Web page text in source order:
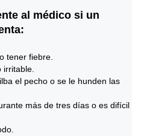
al médico si un
tener fiebre.
irritable.
el pecho o se le hunden las
más de tres días o es difícil